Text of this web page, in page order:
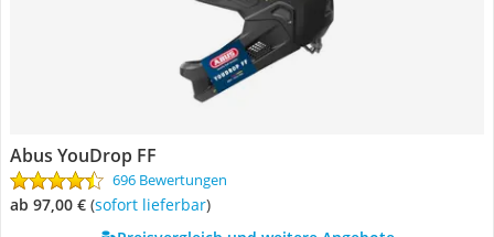
Abus YouDrop FF
696 Bewertungen
ab 97,00 € ( Sofort lieferbar)